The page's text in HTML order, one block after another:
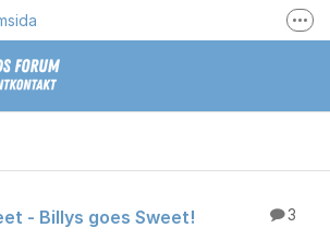
Jobba hos oss!
- Billys goes Sweet! 3